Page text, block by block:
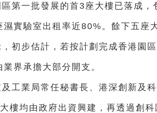
區第一批發展的首3座大樓已落成
濕實驗室出租率近80%。餘下五座
初步估計，若按計劃完成香港園
界承擔大部分開支。
工業局常任秘書長、港深創新及
樓均由政府出資興建，再透過創